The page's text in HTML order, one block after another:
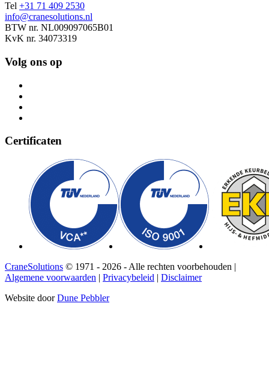
Tel +31 71 409 2530
info@cranesolutions.nl
BTW nr. NL009097065B01
KvK nr. 34073319
Volg ons op
Certificaten
CraneSolutions © 1971 - 2026 - Alle rechten voorbehouden |
Algemene voorwaarden | Privacybeleid | Disclaimer
Website doorDune Pebbler